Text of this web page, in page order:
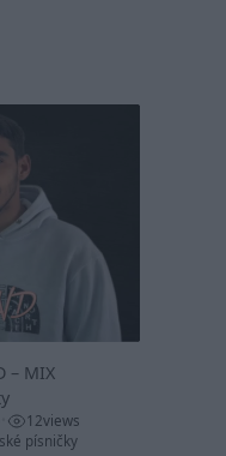
– MIX
12views
písničky